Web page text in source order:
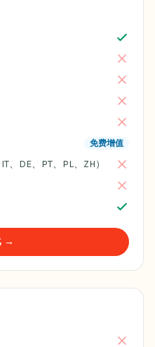
免费增值
、DE、PT、PL、ZH）
→